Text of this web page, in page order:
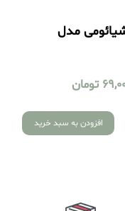
مدل
تومان
افزودن به سبد خرید